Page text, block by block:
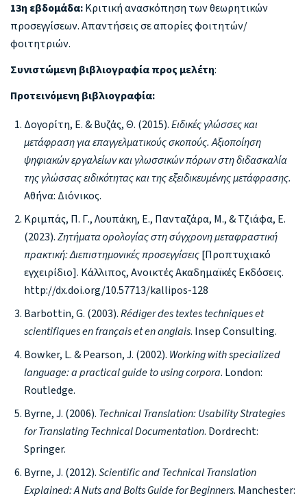
13η εβδομάδα:Κριτική ανασκόπηση των θεωρητικών
προσεγγίσεων. Απαντήσεις σε απορίες φοιτητών/
φοιτητριών.
Συνιστώμενη βιβλιογραφία προς μελέτη:
Προτεινόμενη βιβλιογραφία:
Δογορίτη, Ε. & Βυζάς, Θ. (2015).Ειδικές γλώσσες και
μετάφραση για επαγγελματικούς σκοπούς. Αξιοποίηση
ψηφιακών εργαλείων και γλωσσικών πόρων στη διδασκαλία
της γλώσσας ειδικότητας και της εξειδικευμένης μετάφρασης.
Αθήνα: Διόνικος.
Κριμπάς, Π. Γ., Λουπάκη, Ε., Πανταζάρα, Μ., & Τζιάφα, Ε.
(2023).Ζητήματα ορολογίας στη σύγχρονη μεταφραστική
πρακτική: Διεπιστημονικές προσεγγίσεις[Προπτυχιακό
εγχειρίδιο]. Κάλλιπος, Ανοικτές Ακαδημαϊκές Εκδόσεις.
http://dx.doi.org/10.57713/kallipos-128
Barbottin, G. (2003).Rédiger des textes techniques et
scientifiques en français et en anglais. Insep Consulting.
Bowker, L. & Pearson, J. (2002). Working with specialized
language: a practical guide to using corpora. London:
Routledge.
Byrne, J. (2006). Technical Translation: Usability Strategies
for Translating Technical Documentation. Dordrecht:
Springer.
Byrne, J. (2012).Scientific and Technical Translation
Explained: A Nuts and Bolts Guide for Beginners. Manchester: